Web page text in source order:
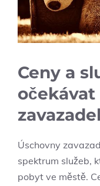
Ceny a
zavazadel
Úschovny
spektrum služeb,
pobyt ve městě.